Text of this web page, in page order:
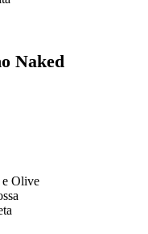
Naked
e Olive